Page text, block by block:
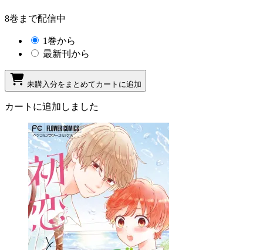
8巻まで配信中
1巻から
最新刊から
未購入分をまとめてカートに追加
カートに追加しました